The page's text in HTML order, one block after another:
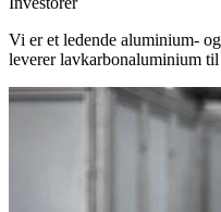
Vi er et ledende aluminium-
leverer lavkarbonaluminium